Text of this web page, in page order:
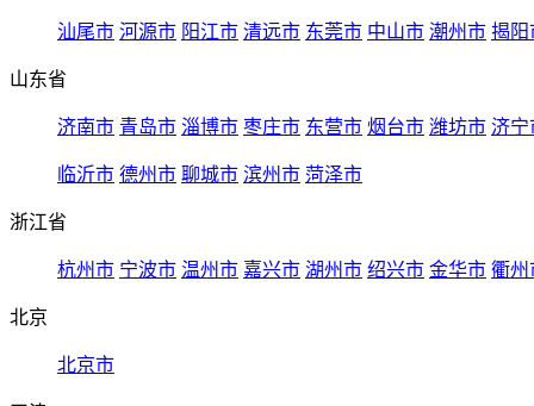
汕尾市 河源市 阳江市 清远市 东莞市 中山市 潮州市 揭阳
山东省
济南市 青岛市 淄博市 枣庄市 东营市 烟台市 潍坊市 济宁
临沂市 德州市 聊城市 滨州市 菏泽市
浙江省
杭州市 宁波市 温州市 嘉兴市 湖州市 绍兴市 金华市 衢州
北京
北京市